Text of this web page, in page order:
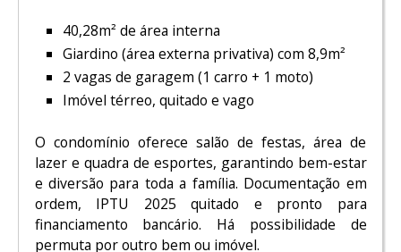
40,28m² de área interna
Giardino (área externa privativa) com 8,9m²
2 vagas de garagem (1 carro + 1 moto)
Imóvel térreo, quitado e vago
O condomínio oferece salão de festas, área de
lazer e quadra de esportes, garantindo bem-estar
e diversão para toda a família. Documentação em
ordem, IPTU 2025 quitado e pronto para
financiamento bancário. Há possibilidade de
permuta por outro bem ou imóvel.